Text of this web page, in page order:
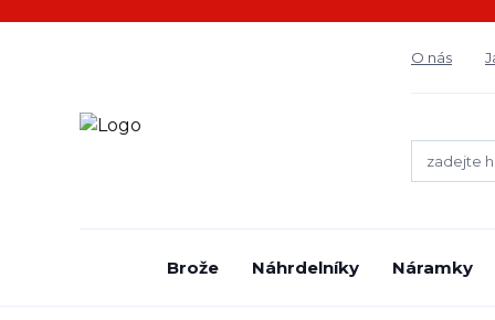
O nás
Brože Náhrdelníky Náramky